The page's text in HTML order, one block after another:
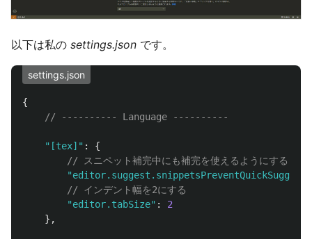
以下は私の settings.json です。
settings.json
{
// ---------- Language ----------
" [tex] " :
{
// スニペット補完中にも補完を使えるようにする
"
// インデント幅を2にする
"editor.tabSize" :
2
},